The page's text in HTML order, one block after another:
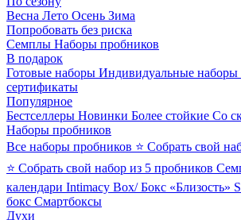
Весна Лето Осень Зима
Попробовать без риска
Семплы Наборы пробников
В подарок
Готовые наборы Индивидуальные наборы
сертификаты
Популярное
Бестселлеры Новинки Более стойкие Со
Наборы пробников
Все наборы пробников ⭐ Собрать свой
⭐ Собрать свой набор из 5 пробников
календари Intimacy Box/ Бокс «Близость»
бокс Смартбоксы
Духи